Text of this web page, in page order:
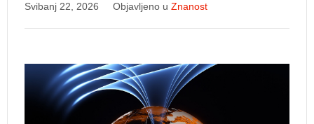
Svibanj 22, 2026 Objavljeno u Znanost